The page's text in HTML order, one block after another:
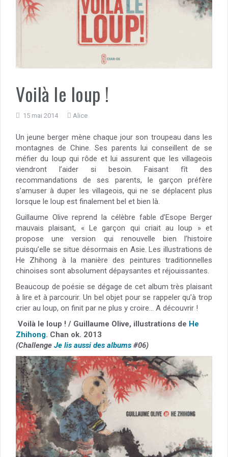
Voilà le loup !
15 mai 2014 Alice
Un jeune berger mène chaque jour son troupeau dans les
montagnes de Chine. Ses parents lui conseillent de se
méfier du loup qui rôde et lui assurent que les villageois
viendront l’aider si besoin. Faisant fît des
recommandations de ses parents, le garçon préfère
s’amuser à duper les villageois, qui ne se déplacent plus
lorsque le loup est finalement bel et bien là.
Guillaume Olive reprend la célèbre fable d’Esope Berger
mauvais plaisant, « Le garçon qui criait au loup » et
propose une version qui renouvelle bien l’histoire
puisqu’elle se situe désormais en Asie. Les illustrations de
He Zhihong à la manière des peintures traditionnelles
chinoises sont absolument dépaysantes et réjouissantes.
Beaucoup de poésie se dégage de cet album très plaisant
à lire et à parcourir. Un bel objet pour se rappeler qu’à trop
crier au loup, on finit par ne plus y croire… A découvrir !
Voilà le loup ! / Guillaume Olive, illustrations de He
Zhihong. Chan ok. 2013
(Challenge Je lis aussi des albums #06)